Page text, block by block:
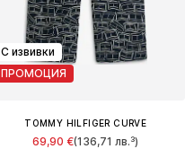
С извивки
ПРОМОЦИЯ
TOMMY HILFIGER CURVE
69,90 €(136,71 лв.³)